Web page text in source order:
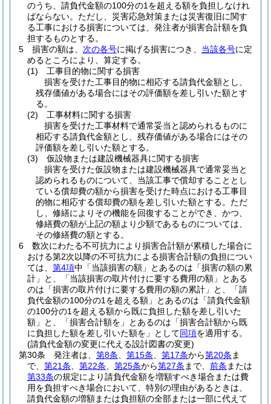
のうち、請負代金額の100分の1を超える額を負担しなけれ
ばならない。 ただし、災害応急対策または災害復旧に関す
る工事における損害については、発注者が損害合計額を負
担するものとする。
5
損害の額は、 次の各号に掲げる損害につき、 当該各号に定
めるところにより、算定する。
(1)
工事目的物に関する損害
損害を受けた工事目的物に相応する請負代金額とし、
残存価値がある場合にはその評価額を差し引いた額とす
る。
(2)
工事材料に関する損害
損害を受けた工事材料で通常妥当と認められるものに
相応する請負代金額とし、残存価値がある場合にはその
評価額を差し引いた額とする。
(3)
仮設物または建設機械器具に関する損害
損害を受けた仮設物または建設機械器具で通常妥当と
認められるものについて、当該工事で償却することとし
ている償却費の額から損害を受けた時点における工事目
的物に相応する償却費の額を差し引いた額とする。ただ
し、修繕によりその機能を回復することができ、かつ、
修繕費の額が上記の額より少額であるものについては、
その修繕費の額とする。
6
数次にわたる不可抗力により損害合計額が累積した場合に
おける第2次以降の不可抗力による損害合計額の負担につい
ては、 第4項中「当該損害の額」とあるのは「損害の額の累
計」と、「当該損害の取片付けに要する費用の額」とある
のは「損害の取片付けに要する費用の額の累計」と、「請
負代金額の100分の1を超える額」とあるのは「請負代金額
の100分の1を超える額から既に負担した額を差し引いた
額」と、「損害合計額を」とあるのは「損害合計額から既
に負担した額を差し引いた額を」として同項を適用する。
(請負代金額の変更に代える設計図書の変更)
第30条
発注者は、 第8条 第15条 第17条から第20条 ま
で、 第21条 第22条 第25条から第27条 まで、 前条 または
第33条の規定により請負代金額を増額すべき場合または費
用を負担すべき場合において、特別の理由があるときは、
請負代金額の増額または負担額の全部または一部に代えて